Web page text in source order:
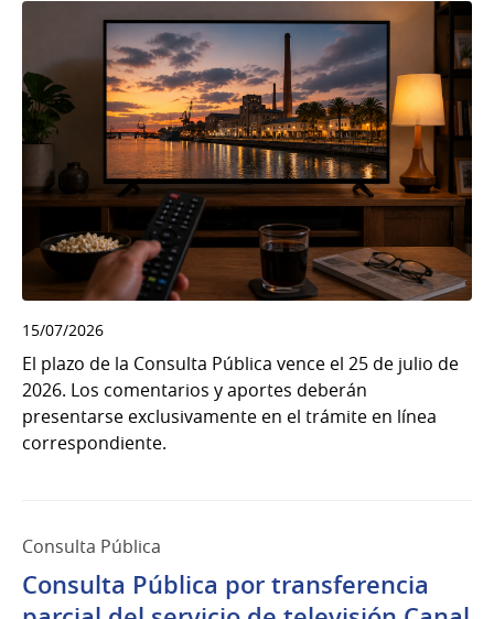
15/07/2026
El plazo de la Consulta Pública vence el 25 de julio de
2026. Los comentarios y aportes deberán
presentarse exclusivamente en el trámite en línea
correspondiente.
Consulta Pública
Consulta Pública por transferencia